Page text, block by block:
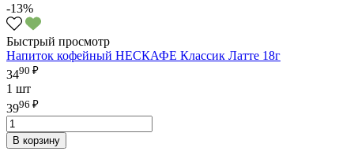
-13%
Быстрый просмотр
Напиток кофейный НЕСКАФЕ Классик Латте 18г
3490 ₽
1 шт
3996 ₽
В корзину